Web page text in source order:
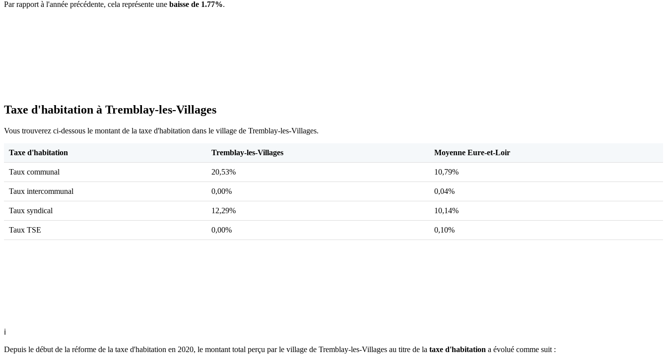
Par rapport à l'année précédente, cela représente une baisse de 1.77%.
Taxe d'habitation à Tremblay-les-Villages
Vous trouverez ci-dessous le montant de la taxe d'habitation dans le village de Tremblay-les-Villages.
Taxe d'habitation Tremblay-les-Villages Moyenne Eure-et-Loir
Taux communal 20,53% 10,79%
Taux intercommunal 0,00% 0,04%
Taux syndical 12,29% 10,14%
Taux TSE 0,00% 0,10%
ℹ
Depuis le début de la réforme de la taxe d'habitation en 2020, le montant total perçu par le village de Tremblay-les-Villages au titre de la taxe d'habitation a évolué comme suit :